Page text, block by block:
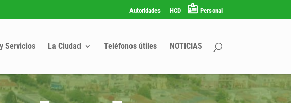
Autoridades HCD Personal
Servicios La Ciudad Teléfonos útiles NOTICIAS